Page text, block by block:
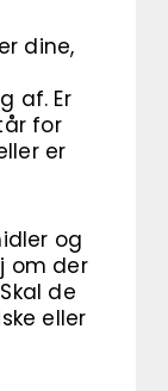
dine,
af. Er
for
er
og
om der
de
eller